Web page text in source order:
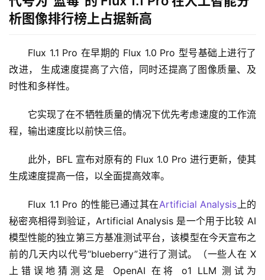
析图像排行榜上占据新高
Flux 1.1 Pro 在早期的 Flux 1.0 Pro 型号基础上进行了
改进，
生成速度提高了六倍，同时还提高了图像质量、及
时性和多样性。
它实现了在不牺牲质量的情况下优先考虑速度的工作流
程，输出速度比以前快三倍。
此外，BFL 宣布对原有的 Flux 1.0 Pro 进行更新，使其
生成速度提高一倍，以全面提高效率。
Flux 1.1 Pro 的性能已通过其在Artificial Analysis 上的
秘密亮相得到验证，Artificial Analysis 是一个用于比较 AI
模型性能的独立第三方基准测试平台，该模型在今天宣布之
前的几天内以代号“blueberry”进行了测试。（一些人在 X
上错误地猜测这是 OpenAI 在将 o1 LLM 测试为